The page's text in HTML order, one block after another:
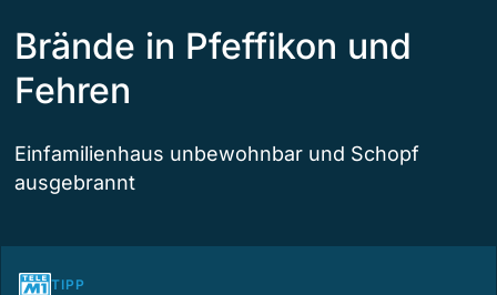
Brände in Pfeffikon und
Fehren
Einfamilienhaus unbewohnbar und Schopf
ausgebrannt
TIPP